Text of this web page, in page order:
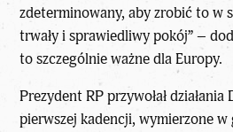
zdeterminowany, aby zrobić to w
trwały i sprawiedliwy pokój” –
to szczególnie ważne dla Europy.
Prezydent RP przywołał
pierwszej kadencji, wymierzone